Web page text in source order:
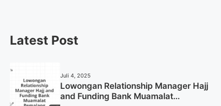
Latest Post
Juli 4, 2025
Lowongan Relationship Manager Hajj
and Funding Bank Muamalat